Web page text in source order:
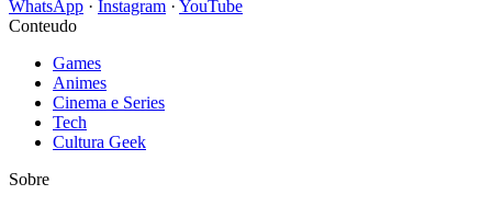
WhatsApp · Instagram · YouTube
Conteudo
Games
Animes
Cinema e Series
Tech
Cultura Geek
Sobre